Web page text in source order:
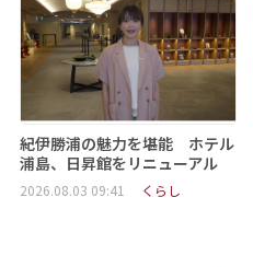
紀伊勝浦の魅力を堪能 ホテル
浦島、日昇館をリニューアル
2026.08.03 09:41 くらし